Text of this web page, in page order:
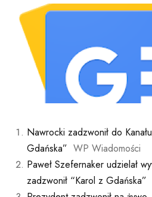
Nawrocki zadzwonił do
Gdańska” WP Wiadomości
Paweł Szefernaker udzielał
zadzwonił “Karol z Gdańska”